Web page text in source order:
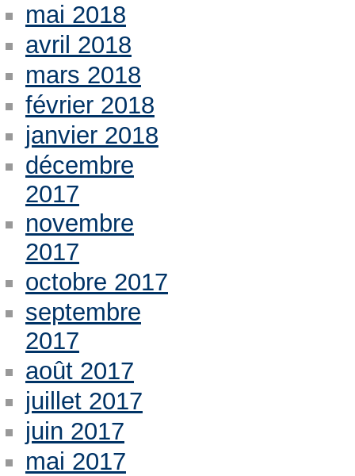
mai 2018
avril 2018
mars 2018
février 2018
janvier 2018
décembre
2017
novembre
2017
octobre 2017
septembre
2017
août 2017
juillet 2017
juin 2017
mai 2017